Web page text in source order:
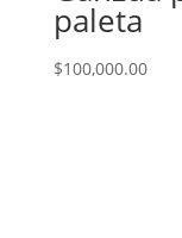
paleta
$100,000.00